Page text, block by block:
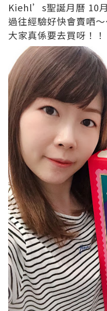
Kiehl’s聖誕月曆 10
過往經驗好快會賣哂～
大家真係要去買呀！！